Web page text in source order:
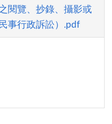
閱覽、抄錄、攝影或
事行政訴訟）.pdf